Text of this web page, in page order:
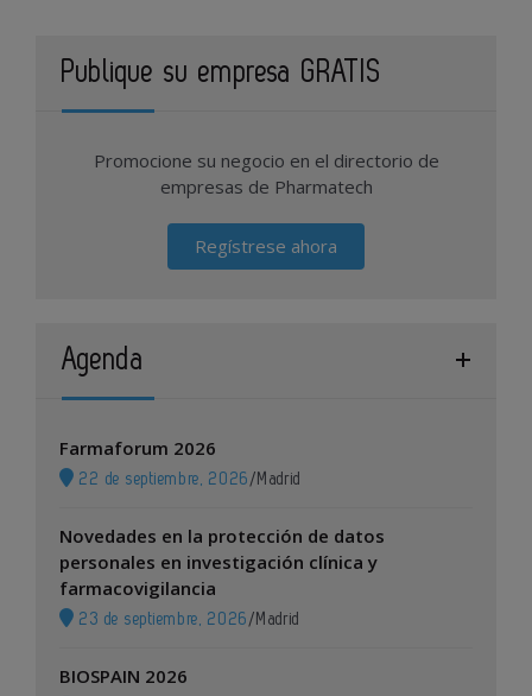
Publique su empresa GRATIS
Promocione su negocio en el directorio de
empresas de Pharmatech
Regístrese ahora
Agenda
Farmaforum 2026
22 de septiembre, 2026 / Madrid
Novedades en la protección de datos
personales en investigación clínica y
farmacovigilancia
23 de septiembre, 2026 / Madrid
BIOSPAIN 2026